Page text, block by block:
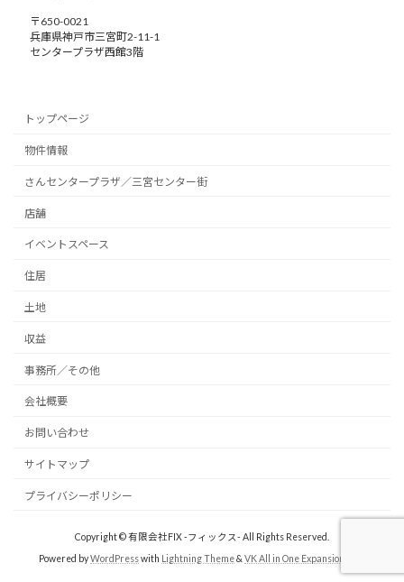
〒650-0021
兵庫県神戸市三宮町2-11-1
センタープラザ西館3階
トップページ
物件情報
さんセンタープラザ／三宮センター街
店舗
イベントスペース
住居
土地
収益
事務所／その他
会社概要
お問い合わせ
サイトマップ
プライバシーポリシー
Copyright © 有限会社FIX -フィックス- All Rights Reserved.
Powered byWordPresswith Lightning Theme& VK All in One Expansion Unit